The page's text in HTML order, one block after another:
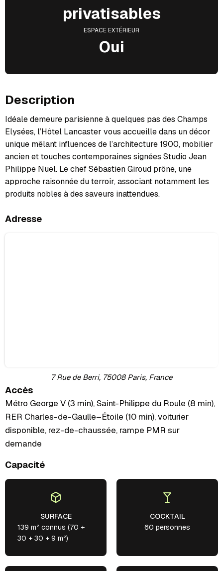
privatisables
ESPACE EXTÉRIEUR
Oui
Description
Idéale demeure parisienne à quelques pas des Champs
Elysées, l’Hôtel Lancaster vous accueille dans un décor
unique mêlant influences de l’architecture 1900, mobilier
ancien et touches contemporaines signées Studio Jean
Philippe Nuel. Le chef Sébastien Giroud prône, une
approche raisonnée du terroir, associant notamment les
produits nobles à des saveurs inattendues.
Adresse
7 Rue de Berri, 75008 Paris, France
Accès
Métro George V (3 min), Saint-Philippe du Roule (8 min),
RER Charles-de-Gaulle–Étoile (10 min), voiturier
disponible, rez-de-chaussée, rampe PMR sur
demande
Capacité
SURFACE
139 m² connus (70 +
30 + 30 + 9 m²)
COCKTAIL
60 personnes